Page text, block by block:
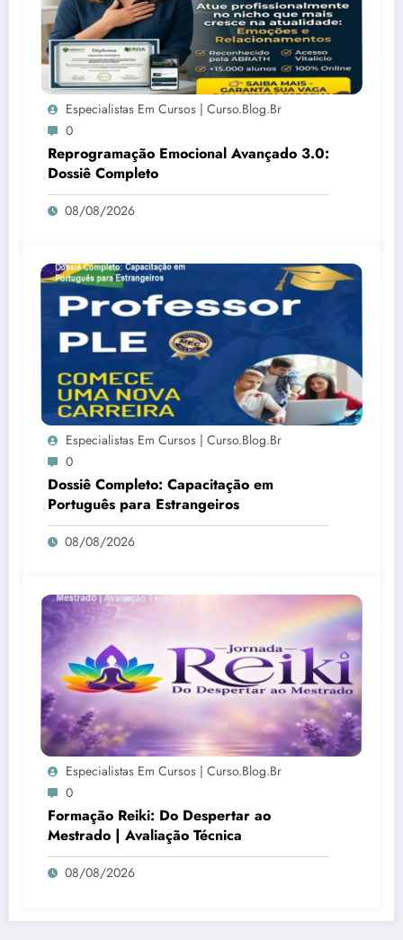
Especialistas Em Cursos | Curso.blog.br
0
Reprogramação Emocional Avançado 3.0:
Dossiê Completo
08/08/2026
Especialistas Em Cursos | Curso.blog.br
0
Dossiê Completo: Capacitação em
Português para Estrangeiros
08/08/2026
Especialistas Em Cursos | Curso.blog.br
0
Formação Reiki: Do Despertar ao
Mestrado | Avaliação Técnica
08/08/2026